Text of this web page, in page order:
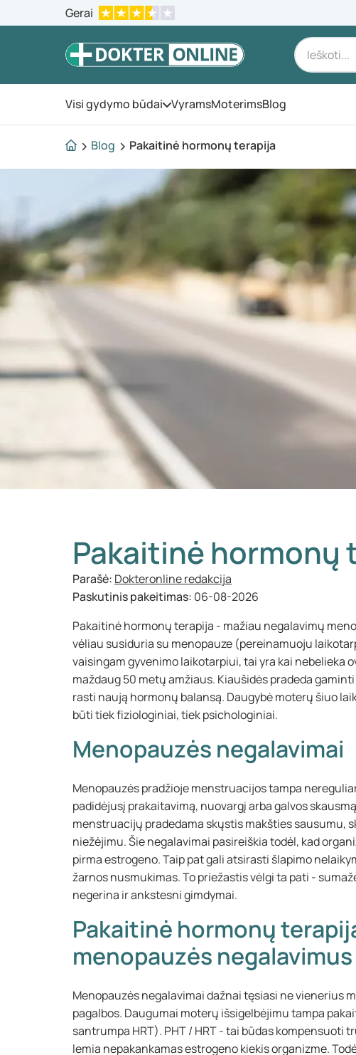
Gerai
Visi gydymo būdai Atidarykite meniu
VyramsMoterimsBlog
Blog Pakaitinė hormonų terapija
Pakaitinė hormonų
Parašė: Dokteronline redakcija
Paskutinis pakeitimas: 06-08-2026
Pakaitinė hormonų terapija - mažiau negalavimų
vėliau susiduria su menopauze (pereinamuoju
vaisingam gyvenimo laikotarpiui, tai yra kai nebelieka
maždaug 50 metų amžiaus. Kiaušidės pradeda
rasti naują hormonų balansą. Daugybė moterų šiuo
būti tiek fiziologiniai, tiek psichologiniai.
Menopauzės negalavimai
Menopauzės pradžioje menstruacijos tampa
padidėjusį prakaitavimą, nuovargį arba galvos
menstruacijų pradedama skųstis makšties sausumu,
niežėjimu. Šie negalavimai pasireiškia todėl, kad
pirma estrogeno. Taip pat gali atsirasti šlapimo
žarnos nusmukimas. To priežastis vėlgi ta pati -
negerina ir ankstesni gimdymai.
Pakaitinė hormonų
menopauzės negalavimus
Menopauzės negalavimai dažnai tęsiasi ne vienerius
pagalbos. Daugumai moterų išsigelbėjimu tampa
santrumpa HRT). PHT / HRT - tai būdas
lemia nepakankamas estrogeno kiekis organizme.